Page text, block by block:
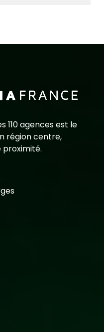
110 agences est le
région centre,
proximité.